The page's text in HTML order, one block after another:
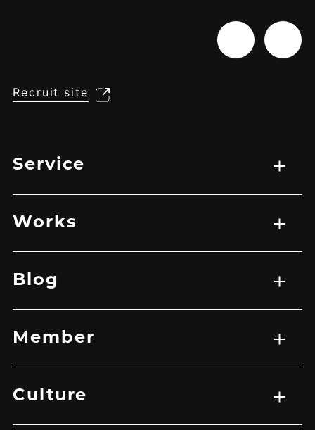
Recruit site
Service
サービス一覧
WEB制作
映像制作
広告マーケティング戦略
アプリ開発
Works
実績一覧
EC
HP
LP
グラフィック
その他
バナー
映像
Blog
記事一覧
Member
メンバー一覧
Culture
トップ
企業理念
メッセージ